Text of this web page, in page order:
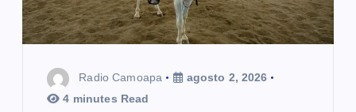
Radio Camoapa
agosto 2, 2026
4 minutes Read